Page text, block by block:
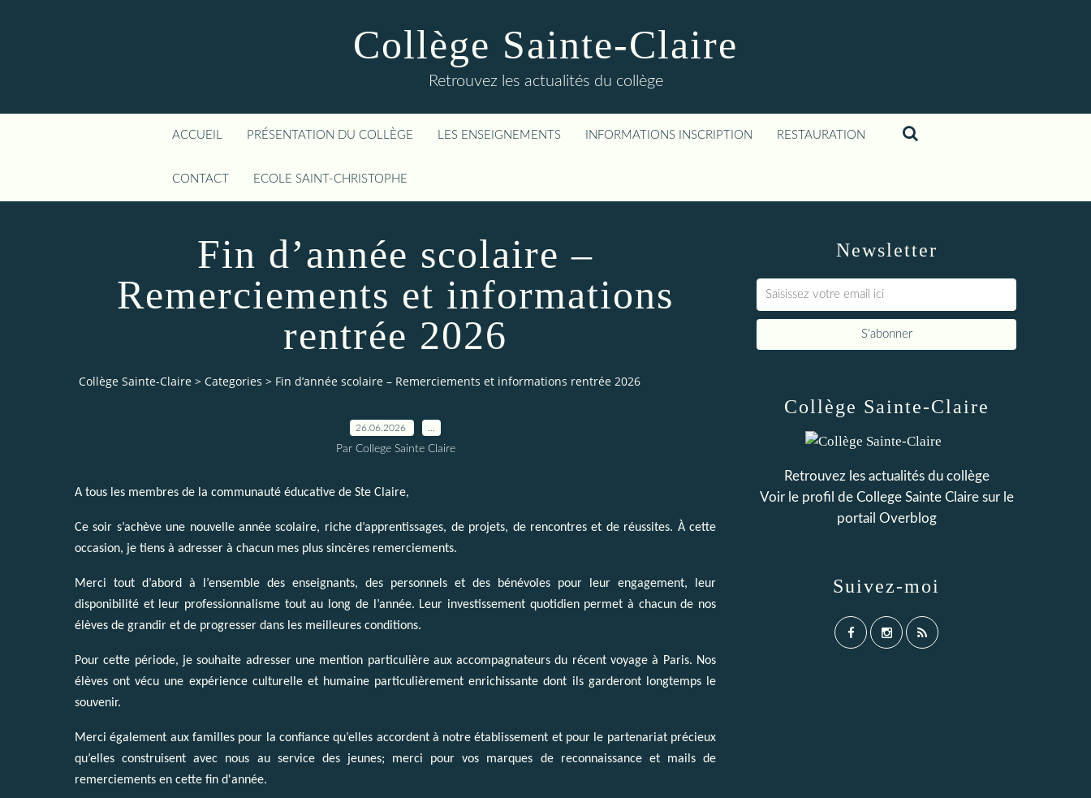
Collège Sainte-Claire
Retrouvez les actualités du collège
ACCUEIL PRÉSENTATION DU COLLÈGE LES ENSEIGNEMENTS INFORMATIONS INSCRIPTION RESTAURATION
CONTACT ECOLE SAINT-CHRISTOPHE
Fin d’année scolaire –
Remerciements et informations
rentrée 2026
Collège Sainte-Claire > Categories > Fin d’année scolaire – Remerciements et informations rentrée 2026
26.06.2026
Par College Sainte Claire
A tous les membres de la communauté éducative de Ste Claire,
Ce soir s’achève une nouvelle année scolaire, riche d’apprentissages, de projets, de rencontres et de réussites. À cette
occasion, je tiens à adresser à chacun mes plus sincères remerciements.
Merci tout d’abord à l’ensemble des enseignants, des personnels et des bénévoles pour leur engagement, leur
disponibilité et leur professionnalisme tout au long de l’année. Leur investissement quotidien permet à chacun de nos
élèves de grandir et de progresser dans les meilleures conditions.
Pour cette période, je souhaite adresser une mention particulière aux accompagnateurs du récent voyage à Paris. Nos
élèves ont vécu une expérience culturelle et humaine particulièrement enrichissante dont ils garderont longtemps le
souvenir.
Merci également aux familles pour la confiance qu’elles accordent à notre établissement et pour le partenariat précieux
qu’elles construisent avec nous au service des jeunes; merci pour vos marques de reconnaissance et mails de
remerciements en cette fin d'année.
Newsletter
Collège Sainte-Claire
Retrouvez les actualités du collège
Voir le profil de College Sainte Clairesur le
portail Overblog
Suivez-moi